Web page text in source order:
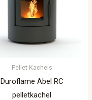
Pellet Kachels
Duroflame Abel RC
pelletkachel